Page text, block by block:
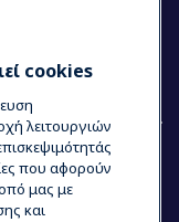
cookies
λειτουργιών
που αφορούν
μας με
και